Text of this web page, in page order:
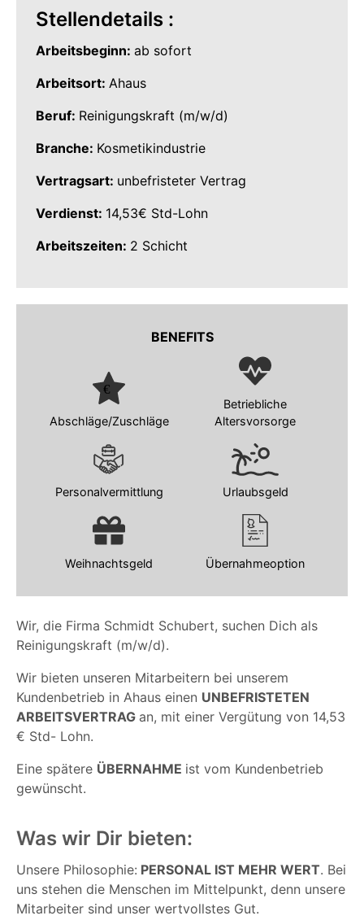
Wir, die Firma Schmidt Schubert, suchen Dich als
Reinigungskraft (m/w/d).
Wir bieten unseren Mitarbeitern bei unserem
Kundenbetrieb in Ahaus einen UNBEFRISTETEN
ARBEITSVERTRAG an, mit einer Vergütung von 14,53
€ Std- Lohn.
Eine spätere ÜBERNAHME ist vom Kundenbetrieb
gewünscht.
Was wir Dir bieten:
Unsere Philosophie: PERSONAL IST MEHR WERT. Bei
uns stehen die Menschen im Mittelpunkt, denn unsere
Mitarbeiter sind unser wertvollstes Gut.
Stellendetails :
Arbeitsbeginn: ab sofort
Arbeitsort: Ahaus
Beruf: Reinigungskraft (m/w/d)
Branche: Kosmetikindustrie
Vertragsart: unbefristeter Vertrag
Verdienst: 14,53€ Std-Lohn
Arbeitszeiten: 2 Schicht
BENEFITS
Abschläge/Zuschläge
Betriebliche
Altersvorsorge
Personalvermittlung Urlaubsgeld
Weihnachtsgeld Übernahmeoption